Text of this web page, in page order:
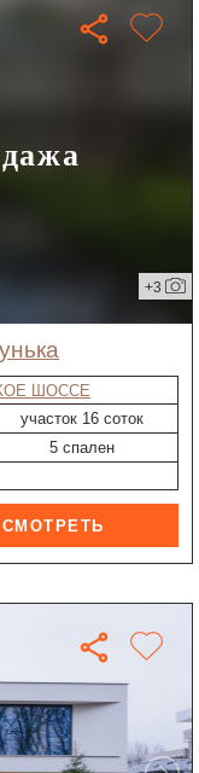
+3
ШОССЕ
участок 16 соток
5 спален